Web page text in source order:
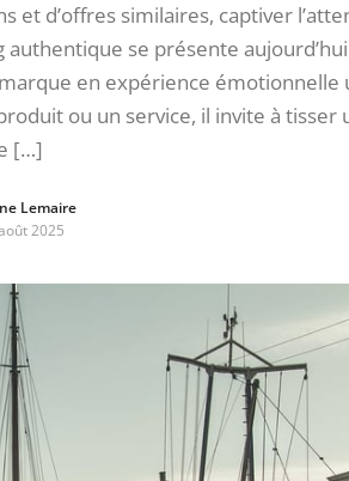
et d’offres similaires, captiver
se présente
en expérience émotionnelle
ou un service, il invite à tisser
[…]
Lemaire
2025